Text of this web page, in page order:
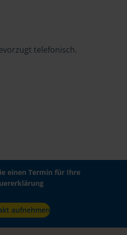
telefonisch.
einen Termin für Ihre
aufnehmen